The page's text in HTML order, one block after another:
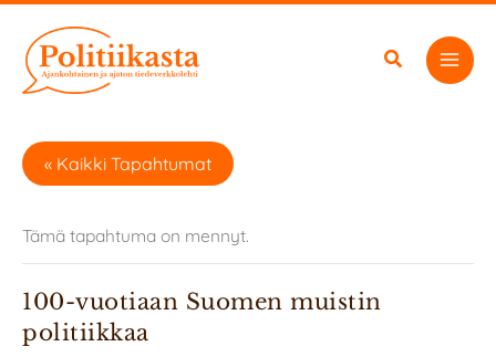
sisältöön
« Kaikki Tapahtumat
Tämä tapahtuma on mennyt.
100-vuotiaan Suomen muistin
politiikkaa